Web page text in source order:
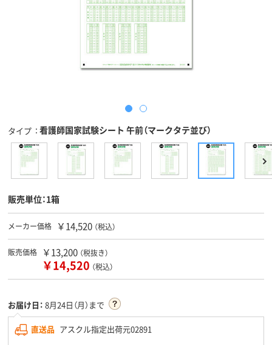
タイプ 看護師国家試験シート 午前（マークタテ並び）
販売単位：1箱
メーカー価格 ￥14,520 （税込）
販売価格 ￥13,200 （税抜き）
￥14,520 （税込）
お届け日： 8月24日（月）まで
直送品 アスクル指定出荷元02891